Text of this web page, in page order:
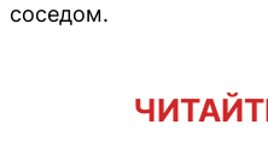
соседом.